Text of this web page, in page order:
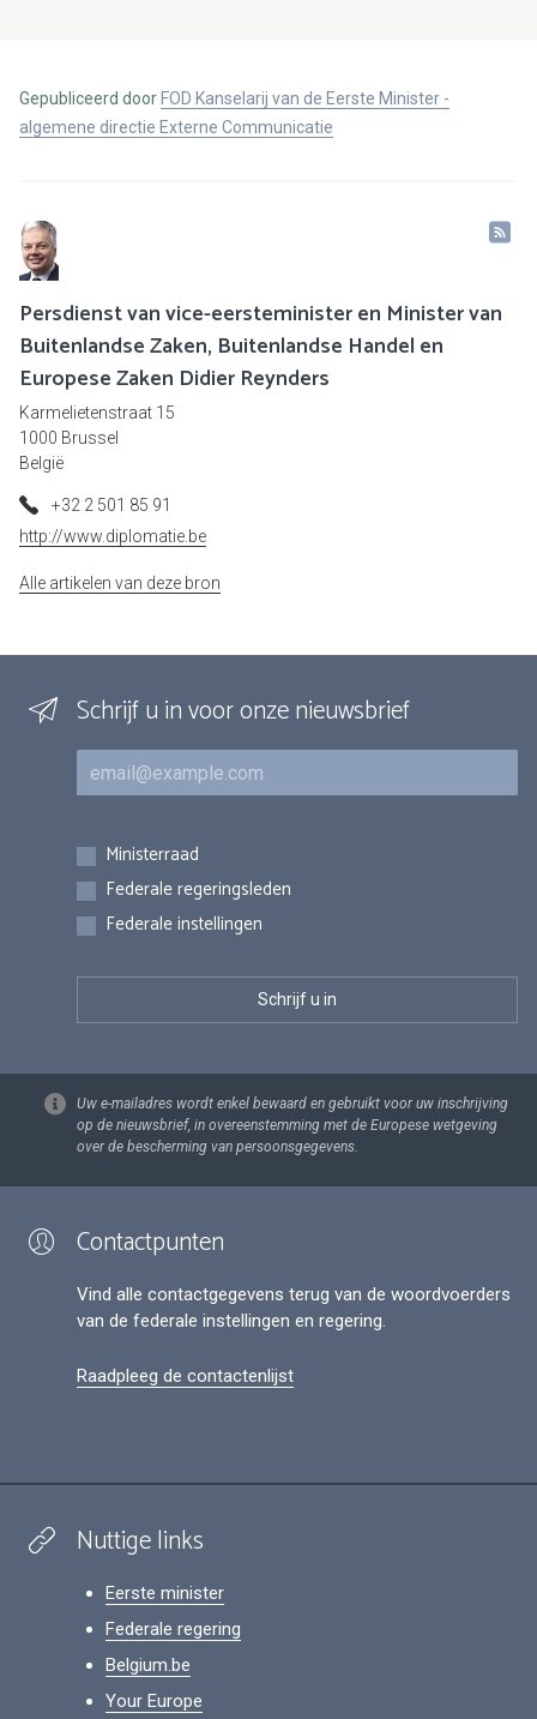
Gepubliceerd door FOD Kanselarij van de Eerste Minister -
algemene directie Externe Communicatie
Persdienst van vice-eersteminister en Minister van
Buitenlandse Zaken, Buitenlandse Handel en
Europese Zaken Didier Reynders
Karmelietenstraat 15
1000 Brussel
België
+32 2 501 85 91
http://www.diplomatie.be
Alle artikelen van deze bron
Schrijf u in voor onze nieuwsbrief
E-mail
Inschrijvingen
Ministerraad
Federale regeringsleden
Federale instellingen
Uw e-mailadres wordt enkel bewaard en gebruikt voor uw inschrijving
op de nieuwsbrief, in overeenstemming met de Europese wetgeving
over de bescherming van persoonsgegevens.
Contactpunten
Vind alle contactgegevens terug van de woordvoerders
van de federale instellingen en regering.
Raadpleeg de contactenlijst
Nuttige links
Eerste minister
Federale regering
Belgium.be
Your Europe